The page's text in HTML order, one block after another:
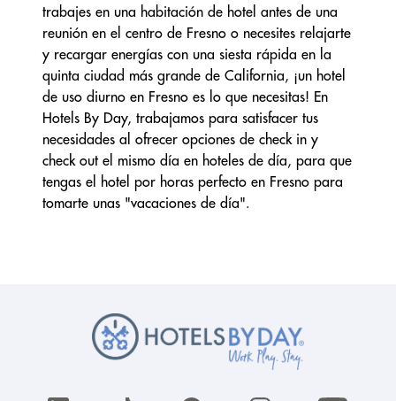
trabajes en una habitación de hotel antes de una
reunión en el centro de Fresno o necesites relajarte
y recargar energías con una siesta rápida en la
quinta ciudad más grande de California, ¡un hotel
de uso diurno en Fresno es lo que necesitas! En
Hotels By Day, trabajamos para satisfacer tus
necesidades al ofrecer opciones de check in y
check out el mismo día en hoteles de día, para que
tengas el hotel por horas perfecto en Fresno para
tomarte unas "vacaciones de día".